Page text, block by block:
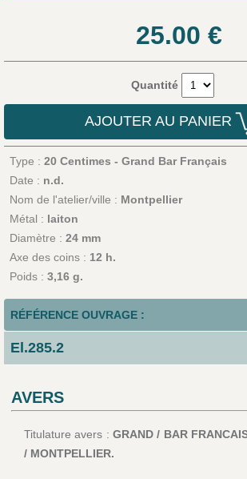
25.00 €
Quantité
AJOUTER AU PANIER
Type : 20 Centimes - Grand Bar Français
Date : n.d.
Nom de l'atelier/ville : Montpellier
Métal : laiton
Diamètre : 24 mm
Axe des coins : 12 h.
Poids : 3,16 g.
RÉFÉRENCE OUVRAGE :
El.285.2
AVERS
Titulature avers : GRAND / BAR
/ MONTPELLIER.